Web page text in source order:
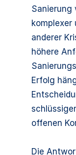
Sanierung
komplexer
anderer
höhere
Erfolg
offenen
Die